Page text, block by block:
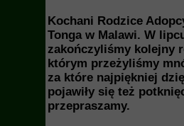
Kochani Rodzice
Tonga w Malawi. W
zakończyliśmy kolejny
którym przeżyliśmy
za które najpiękniej
pojawiły się też
przepraszamy.